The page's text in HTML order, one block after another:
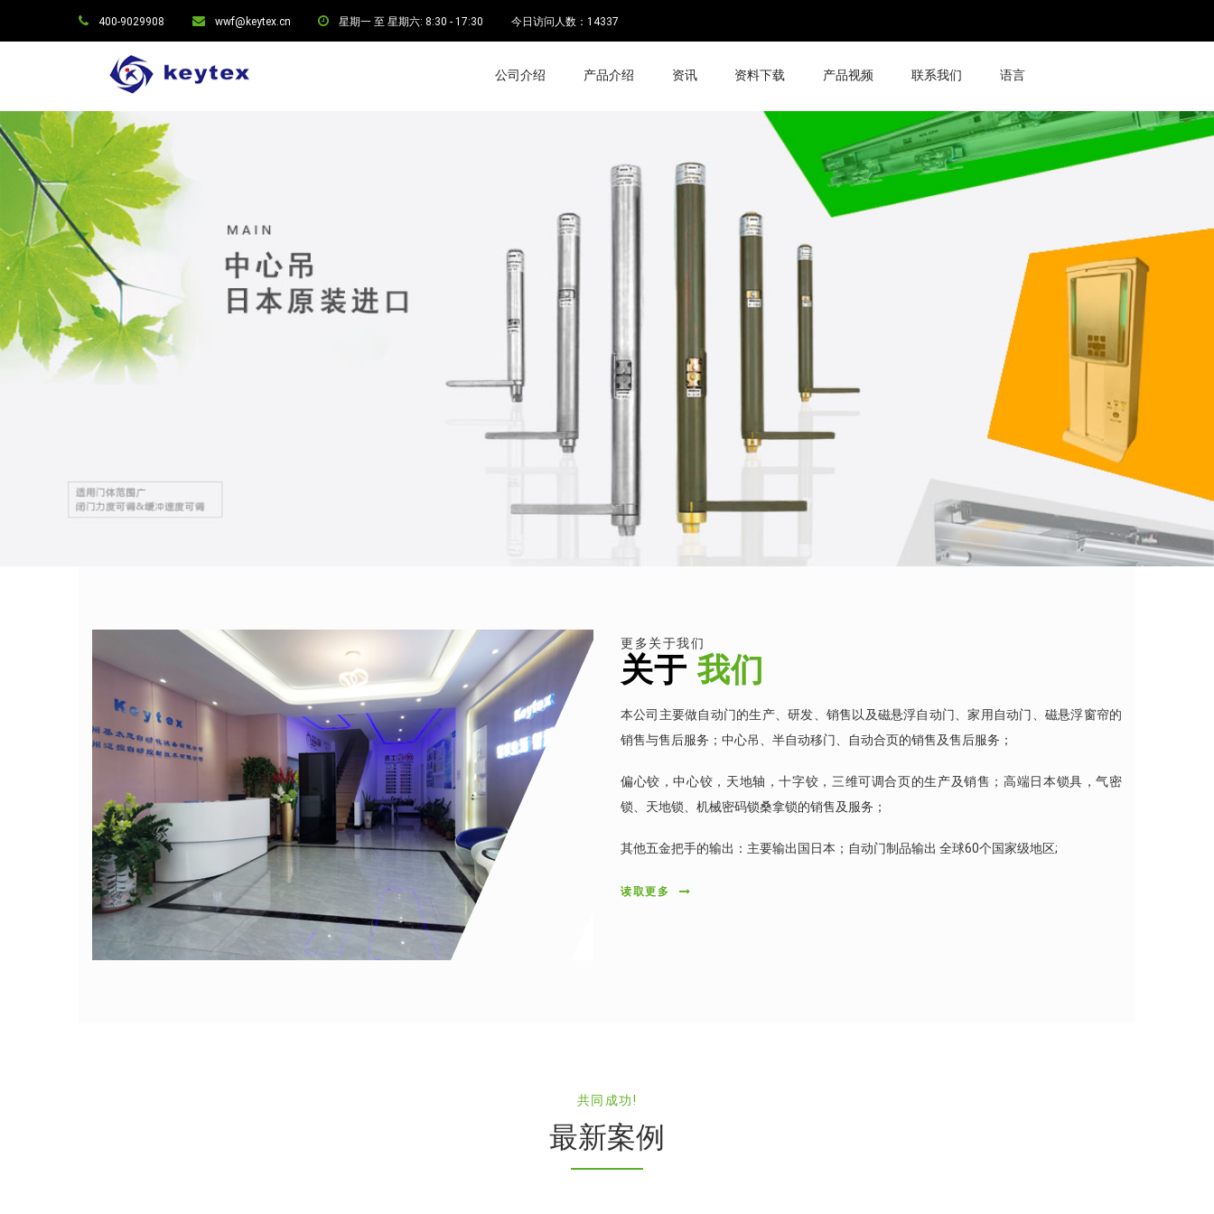
400-9029908 wwf@keytex.cn 星期一 至 星期六: 8:30 - 17:30 今日访问人数： 14337
公司介绍 产品介绍 资讯 资料下载 产品视频 联系我们 语言
更多关于我们
关于 我们
本公司主要做自动门的生产、研发、销售以及磁悬浮自动门、家用自动门、磁悬浮窗帘的
销售与售后服务；中心吊、半自动移门、自动合页的销售及售后服务；
偏心铰，中心铰，天地轴，十字铰，三维可调合页的生产及销售；高端日本锁具，气密
锁、天地锁、机械密码锁桑拿锁的销售及服务；
其他五金把手的输出：主要输出国日本；自动门制品输出 全球60个国家级地区;
读取更多
共同成功!
最新案例